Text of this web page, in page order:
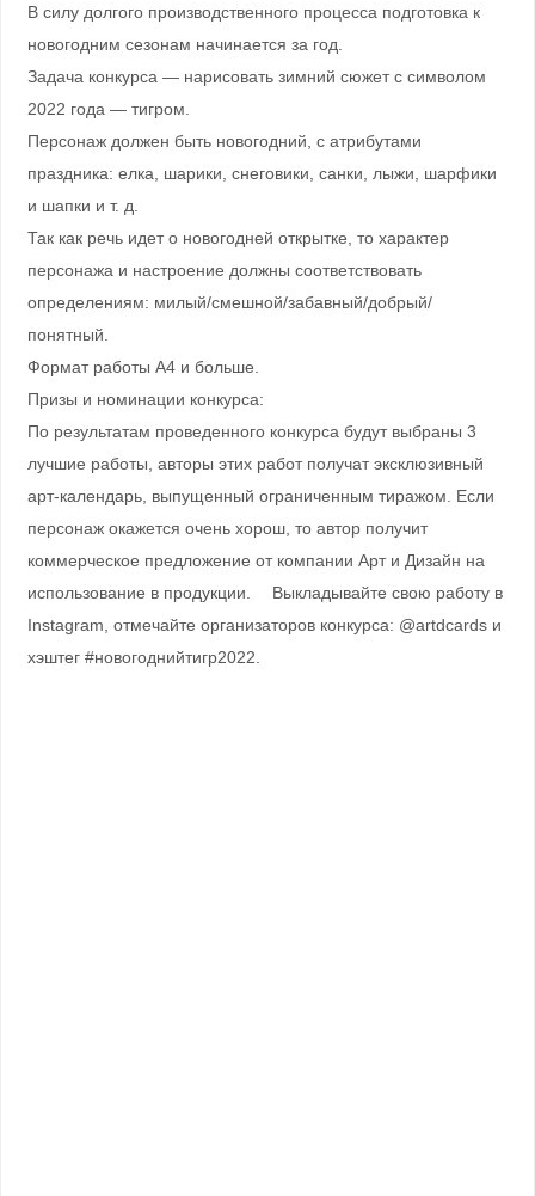
В силу долгого производственного процесса подготовка к
новогодним сезонам начинается за год.
Задача конкурса — нарисовать зимний сюжет с символом
2022 года — тигром.
Персонаж должен быть новогодний, с атрибутами
праздника: елка, шарики, снеговики, санки, лыжи, шарфики
и шапки и т. д.
Так как речь идет о новогодней открытке, то характер
персонажа и настроение должны соответствовать
определениям: милый/смешной/забавный/добрый/
понятный.
Формат работы A4 и больше.
Призы и номинации конкурса:
По результатам проведенного конкурса будут выбраны 3
лучшие работы, авторы этих работ получат эксклюзивный
арт-календарь, выпущенный ограниченным тиражом. Если
персонаж окажется очень хорош, то автор получит
коммерческое предложение от компании Арт и Дизайн на
использование в продукции. ⠀ Выкладывайте свою работу в
Instagram, отмечайте организаторов конкурса: @artdcards и
хэштег #новогоднийтигр2022.